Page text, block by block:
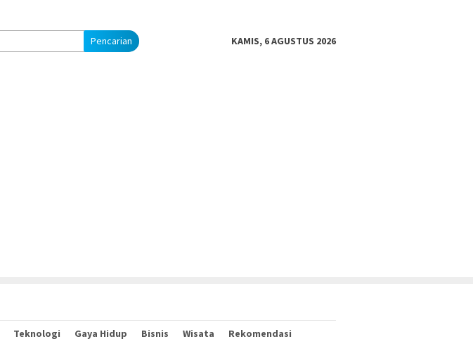
Pencarian KAMIS, 6 AGUSTUS 2026
Teknologi Gaya Hidup Bisnis Wisata
Rekomendasi